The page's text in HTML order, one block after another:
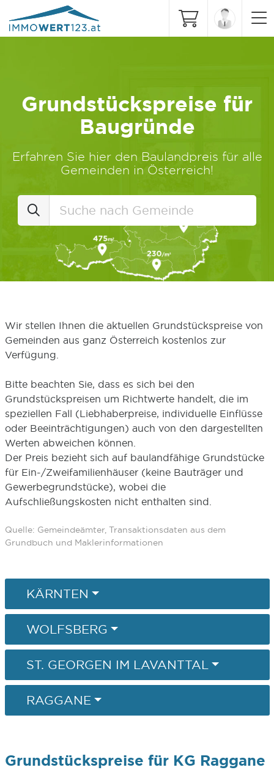
Grundstückspreise für
Baugründe
Erfahren Sie hier den Baulandpreis für alle
Gemeinden in Österreich!
Wir stellen Ihnen die aktuellen Grundstückspreise von
Gemeinden aus ganz Österreich kostenlos zur
Verfügung.
Bitte beachten Sie, dass es sich bei den
Grundstückspreisen um Richtwerte handelt, die im
speziellen Fall (Liebhaberpreise, individuelle Einflüsse
oder Beeinträchtigungen) auch von den dargestellten
Werten abweichen können.
Der Preis bezieht sich auf baulandfähige Grundstücke
für Ein-/Zweifamilienhäuser (keine Bauträger und
Gewerbegrundstücke), wobei die
Aufschließungskosten nicht enthalten sind.
Quelle: Gemeindeämter, Transaktionsdaten aus dem
Grundbuch und Maklerinformationen
KÄRNTEN
WOLFSBERG
ST. GEORGEN IM LAVANTTAL
RAGGANE
Grundstückspreise für KG Raggane